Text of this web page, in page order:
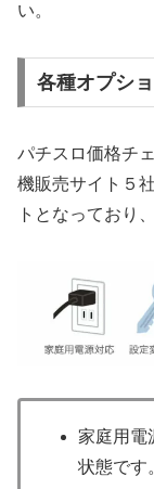
い。
各種オプシ
パチスロ価格チ
機販売サイト５
トとなっており
家庭用電
状態です